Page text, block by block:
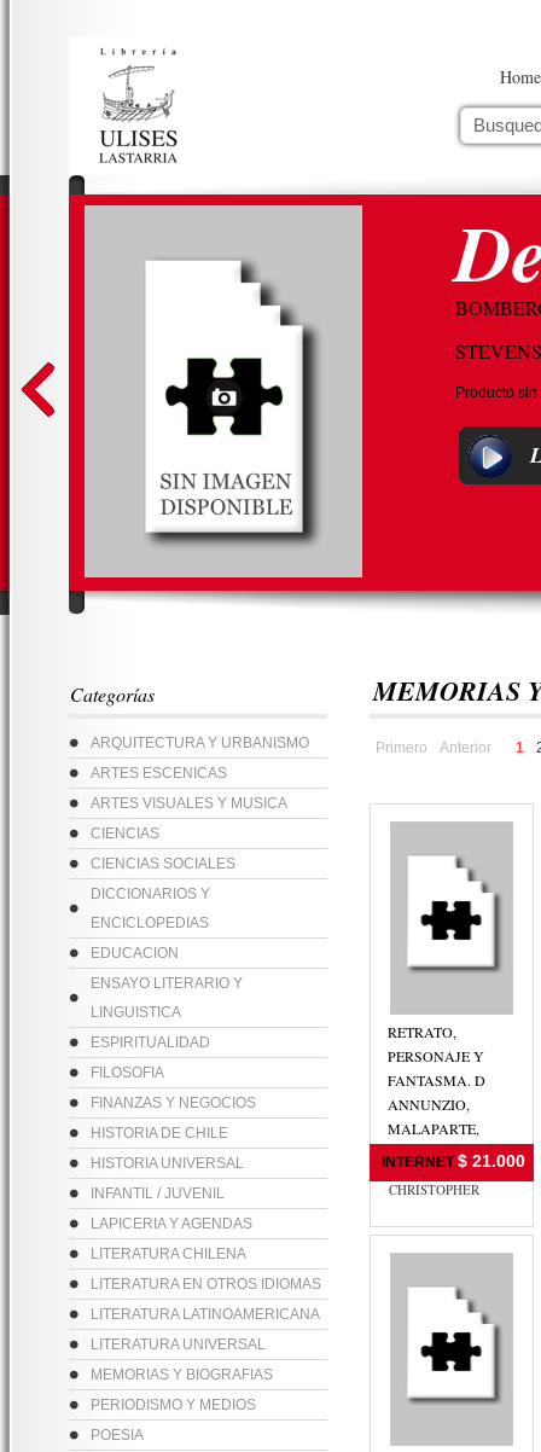
Home
Producto
Categorías
ARQUITECTURA Y URBANISMO
ARTES ESCENICAS
ARTES VISUALES Y MUSICA
CIENCIAS
CIENCIAS SOCIALES
DICCIONARIOS Y
ENCICLOPEDIAS
EDUCACION
ENSAYO LITERARIO Y
LINGUISTICA
ESPIRITUALIDAD
FILOSOFIA
FINANZAS Y NEGOCIOS
HISTORIA DE CHILE
HISTORIA UNIVERSAL
INFANTIL / JUVENIL
LAPICERIA Y AGENDAS
LITERATURA CHILENA
LITERATURA EN OTROS IDIOMAS
LITERATURA LATINOAMERICANA
LITERATURA UNIVERSAL
MEMORIAS Y BIOGRAFIAS
PERIODISMO Y MEDIOS
POESIA
MEMORIAS
Primero Anterior 1
RETRATO,
PERSONAJE Y
FANTASMA. D
ANNUNZIO,
MALAPARTE,
PASOLINI
DOMINGUEZ,
CHRISTOPHER
INTERNET $ 21.000